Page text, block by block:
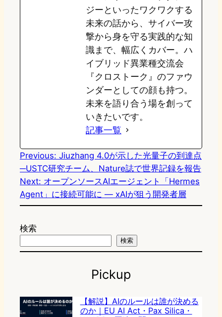
ジーといったワクワクする
未来の話から、サイバー攻
撃から身を守る実践的な知
識まで、幅広くカバー。ハ
イブリッド異業種交流会
『クロストーク』のファウ
ンダーとしての顔も持つ。
未来を語り合う場を創って
いきたいです。
記事一覧
Previous: Jiuzhang 4.0が示した光量子の到達点
─USTC研究チーム、Nature誌で世界記録を報告
Next: オープンソースAIエージェント「Hermes
Agent」に接続可能に — xAIが狙う開発者層
検索
検索
Pickup
【解説】AIのルールは誰が決める
のか｜EU AI Act・Pax Silica・